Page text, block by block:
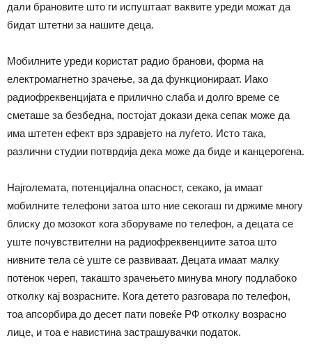
дали брановите што ги испуштаат ваквите уреди можат да
бидат штетни за нашите деца.
Мобилните уреди користат радио бранови, форма на
електромагнетно зрачење, за да функционираат. Иако
радиофреквенцијата е прилично слаба и долго време се
сметаше за безбедна, постојат докази дека сепак може да
има штетен ефект врз здравјето на луѓето. Исто така,
различни студии потврдија дека може да биде и канцерогена.
Најголемата, потенцијална опасност, секако, ја имаат
мобилните телефони затоа што ние секогаш ги држиме многу
блиску до мозокот кога зборуваме по телефон, а децата се
уште почувствителни на радиофреквенциите затоа што
нивните тела сè уште се развиваат. Децата имаат малку
потенок череп, такашто зрачењето минува многу подлабоко
отколку кај возрасните. Кога детето разговара по телефон,
тоа апсорбира до десет пати повеќе РФ отколку возрасно
лице, и тоа е навистина застрашувачки податок.